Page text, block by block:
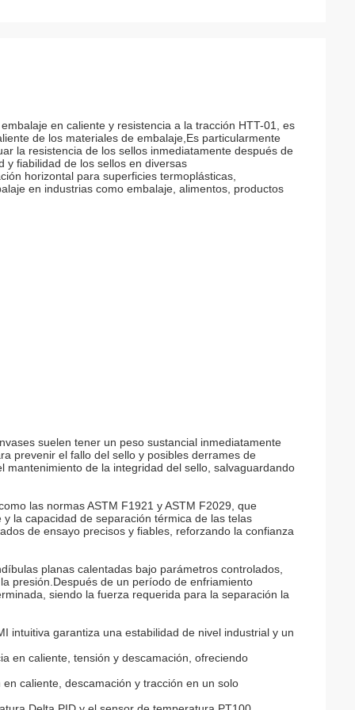
en caliente y resistencia a la tracción HTT-01, es
de los materiales de embalaje,Es particularmente
la resistencia de los sellos inmediatamente después de
y fiabilidad de los sellos en diversas
horizontal para superficies termoplásticas,
en industrias como embalaje, alimentos, productos
suelen tener un peso sustancial inmediatamente
prevenir el fallo del sello y posibles derrames de
de la integridad del sello, salvaguardando
las normas ASTM F1921 y ASTM F2029, que
la capacidad de separación térmica de las telas
de ensayo precisos y fiables, reforzando la confianza
planas calentadas bajo parámetros controlados,
presión.Después de un período de enfriamiento
siendo la fuerza requerida para la separación la
intuitiva garantiza una estabilidad de nivel industrial y un
en caliente, tensión y descamación, ofreciendo
caliente, descamación y tracción en un solo